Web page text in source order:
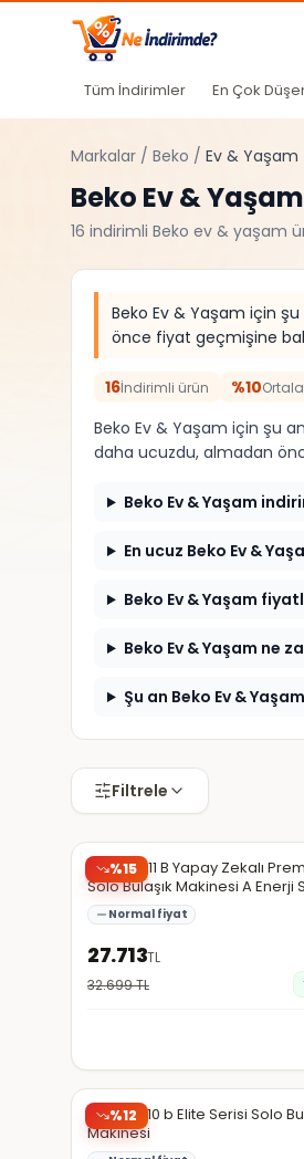
Ana içeriğe atla
Tüm İndirimler En Çok
Markalar / Beko / Ev & Yaşam
Beko Ev & Yaşam
16 indirimli Beko ev & yaşam
Beko Ev & Yaşam için
önce fiyat geçmişine
16İndirimli ürün %10
Beko Ev & Yaşam için şu
daha ucuzdu, almadan
Beko Ev & Yaşam
En ucuz Beko Ev &
Beko Ev & Yaşam
Beko Ev & Yaşam ne
Şu an Beko Ev &
Filtrele
%15
Beko B 811 B Yapay Zekalı
Solo Bulaşık Makinesi A Enerji
Normal fiyat
27.713TL
32.699TL
%12
Hepsiburada
Beko B 710 b Elite Serisi Solo
Makinesi